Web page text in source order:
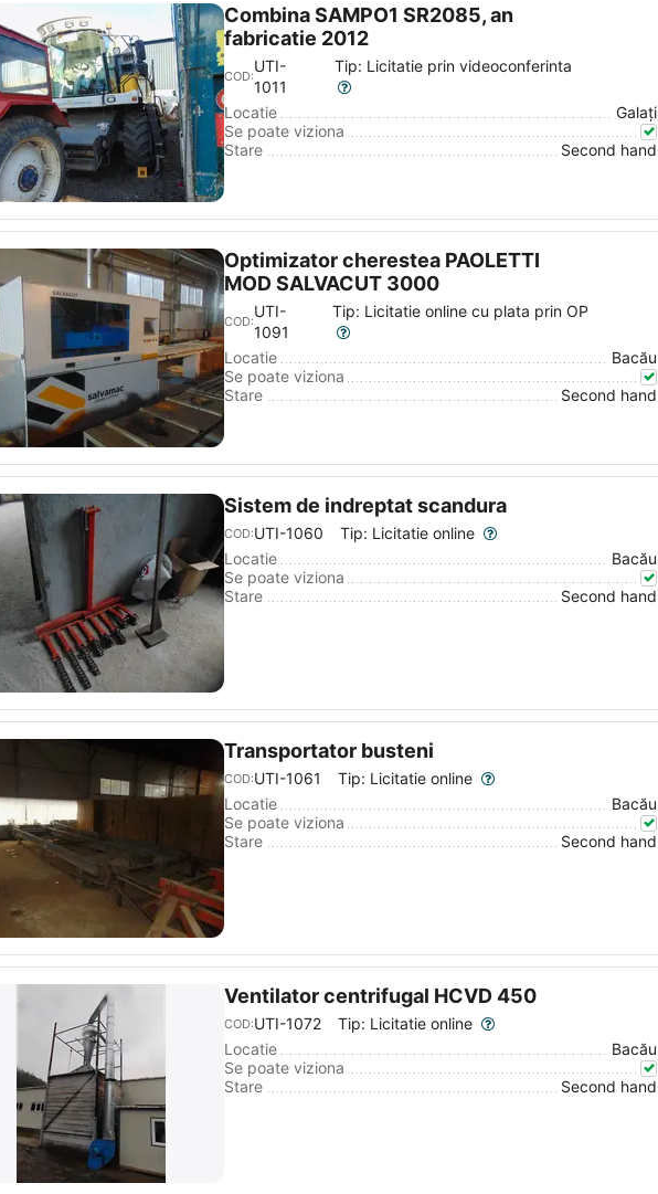
Combina SAMPO1 SR2085, an
fabricatie 2012
COD:
UTI-
1011
Tip: Licitatie prin videoconferinta
Locatie
Galaţi
Se poate viziona
Stare
Second hand
Optimizator cherestea PAOLETTI
MOD SALVACUT 3000
COD:
UTI-
1091
Tip: Licitatie online cu plata prin OP
Locatie
Bacău
Se poate viziona
Stare
Second hand
Sistem de indreptat scandura
COD:UTI-1060
Tip: Licitatie online
Locatie
Bacău
Se poate viziona
Stare
Second hand
Transportator busteni
COD:UTI-1061
Tip: Licitatie online
Locatie
Bacău
Se poate viziona
Stare
Second hand
Ventilator centrifugal HCVD 450
COD:UTI-1072
Tip: Licitatie online
Locatie
Bacău
Se poate viziona
Stare
Second hand